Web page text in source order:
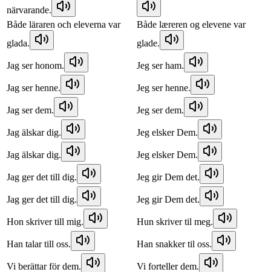
närvarande.
Både läraren och eleverna var
glada.
Både læreren og elevene var
glade.
Jag ser honom. Jeg ser ham.
Jag ser henne. Jeg ser henne.
Jag ser dem. Jeg ser dem.
Jag älskar dig. Jeg elsker Dem.
Jag älskar dig. Jeg elsker Dem.
Jag ger det till dig. Jeg gir Dem det.
Jag ger det till dig. Jeg gir Dem det.
Hon skriver till mig. Hun skriver til meg.
Han talar till oss. Han snakker til oss.
Vi berättar för dem. Vi forteller dem.